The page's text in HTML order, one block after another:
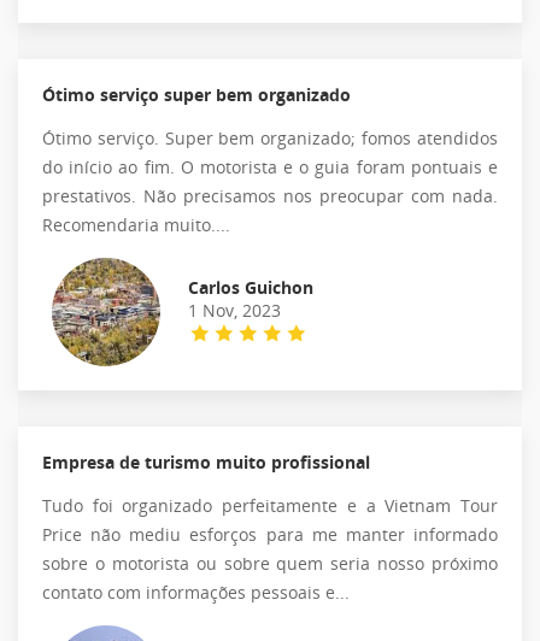
Ótimo serviço super bem organizado
Ótimo serviço. Super bem organizado; fomos atendidos
do início ao fim. O motorista e o guia foram pontuais e
prestativos. Não precisamos nos preocupar com nada.
Recomendaria muito....
Carlos Guichon
1 Nov, 2023
Empresa de turismo muito profissional
Tudo foi organizado perfeitamente e a Vietnam Tour
Price não mediu esforços para me manter informado
sobre o motorista ou sobre quem seria nosso próximo
contato com informações pessoais e...